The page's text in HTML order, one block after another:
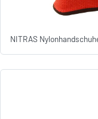
NITRAS